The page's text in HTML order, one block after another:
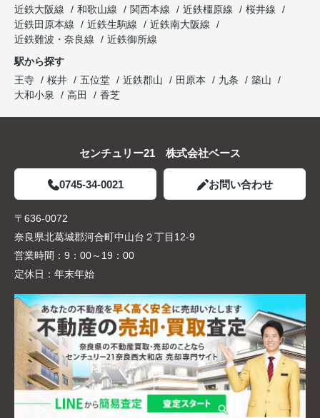
近鉄大阪線
和歌山線 関西本線 近鉄橿原線
桜井線
近鉄田原本線
近鉄生駒線
近鉄南大阪線
近鉄難波・奈良線
近鉄御所線
駅から探す
王寺
桜井 五位堂 近鉄郡山 田原本 九条
築山
大和小泉
高田 香芝
センチュリー21 株式会社ベース
0745-34-0021 お問い合わせ
〒636-0072
奈良県北葛城郡河合町中山台２丁目12-9
営業時間： 9：00～19：00
定休日： 年末年始